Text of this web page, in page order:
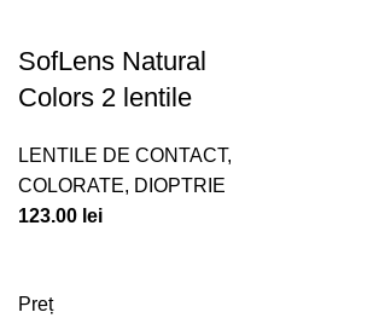
Preț
SofLens Natural
Colors 2 lentile
LENTILE DE CONTACT,
COLORATE, DIOPTRIE
123.00 lei